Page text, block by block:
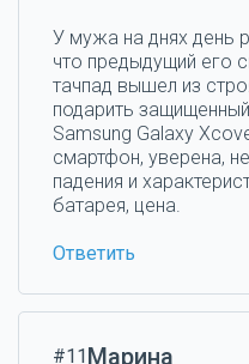
У мужа на днях день
что предыдущий его
тачпад вышел из
подарить
Samsung Galaxy
смартфон, уверена,
падения и
батарея, цена.
Ответить
#11Марина